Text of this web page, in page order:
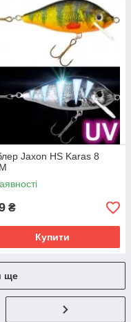
Jaxon HS Karas 8
₴
Купити
ще